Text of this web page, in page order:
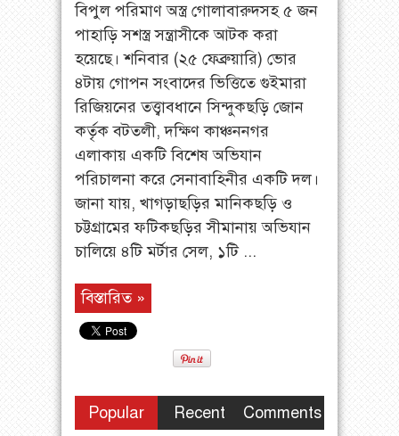
বিপুল পরিমাণ অস্ত্র গোলাবারুদসহ ৫ জন
পাহাড়ি সশস্ত্র সন্ত্রাসীকে আটক করা
হয়েছে। শনিবার (২৫ ফেব্রুয়ারি) ভোর
৪টায় গোপন সংবাদের ভিত্তিতে গুইমারা
রিজিয়নের তত্ত্বাবধানে সিন্দুকছড়ি জোন
কর্তৃক বটতলী, দক্ষিণ কাঞ্চননগর
এলাকায় একটি বিশেষ অভিযান
পরিচালনা করে সেনাবাহিনীর একটি দল।
জানা যায়, খাগড়াছড়ির মানিকছড়ি ও
চট্টগ্রামের ফটিকছড়ির সীমানায় অভিযান
চালিয়ে ৪টি মর্টার সেল, ১টি ...
বিস্তারিত »
Popular Recent
Comments